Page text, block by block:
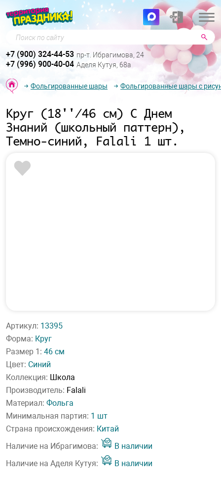
Поиск по сайту
+7 (900) 324-44-53 пр-т. Ибрагимова, 24
+7 (996) 900-40-04 Аделя Кутуя, 68а
Фольгированные шары Фольгированные шары с
Круг (18''/46 см) С Днем
Знаний (школьный паттерн),
Темно-синий, Falali 1 шт.
Артикул: 13395
Форма: Круг
Размер 1: 46 см
Цвет: Синий
Коллекция: Школа
Производитель: Falali
Материал: Фольга
Минимальная партия: 1 шт
Страна происхождения: Китай
Наличие на Ибрагимова:
В наличии
Наличие на Аделя Кутуя:
В наличии